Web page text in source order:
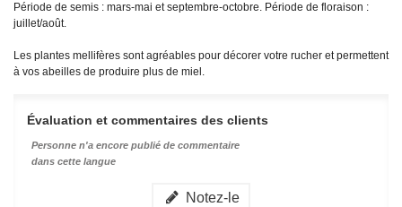
Période de semis : mars-mai et septembre-octobre. Période de floraison :
juillet/août.
Les plantes mellifères sont agréables pour décorer votre rucher et permettent
à vos abeilles de produire plus de miel.
Évaluation et commentaires des clients
Personne n'a encore publié de commentaire
dans cette langue
Notez-le